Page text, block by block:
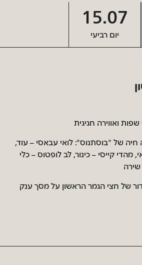
15.07
יום רביעי
ואווירה חגיגית
של "בוסתנוס": לואי עבאסי – עוד,
קייסי – כינור, לב לופטוס – כלי
של חצי הגמר הראשון על מסך ענק